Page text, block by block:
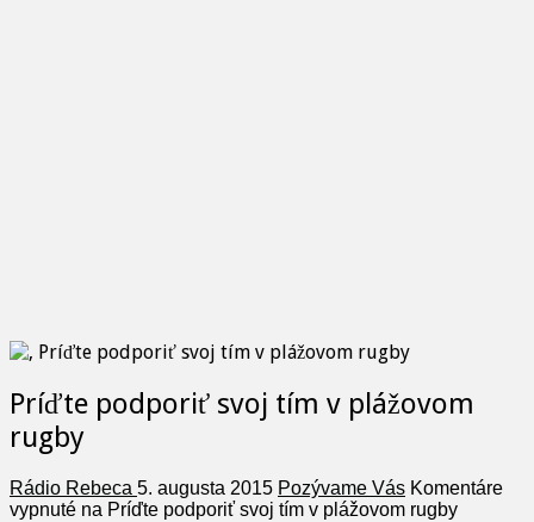
Príďte podporiť svoj tím v plážovom
rugby
Rádio Rebeca 5. augusta 2015 Pozývame Vás Komentáre
vypnuté na Príďte podporiť svoj tím v plážovom rugby